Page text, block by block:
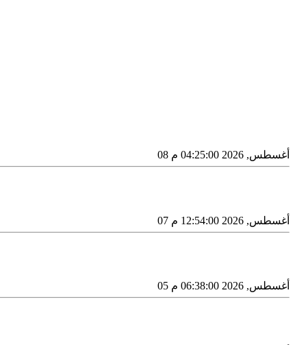
08 أغسطس, 2026 04:25:00 م
07 أغسطس, 2026 12:54:00 م
05 أغسطس, 2026 06:38:00 م